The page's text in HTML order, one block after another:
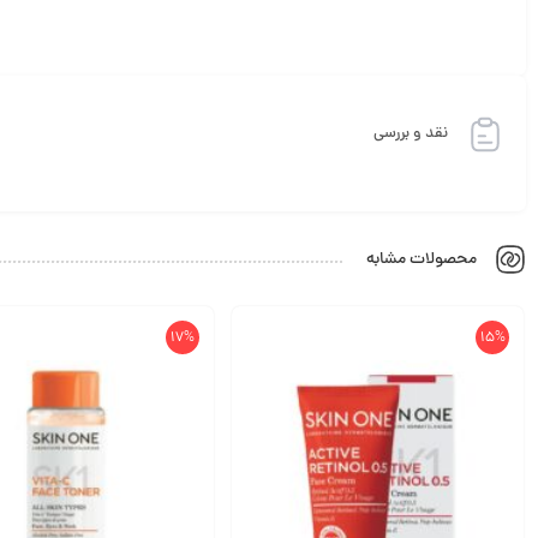
نقد و بررسی
محصولات مشابه
15%
17%